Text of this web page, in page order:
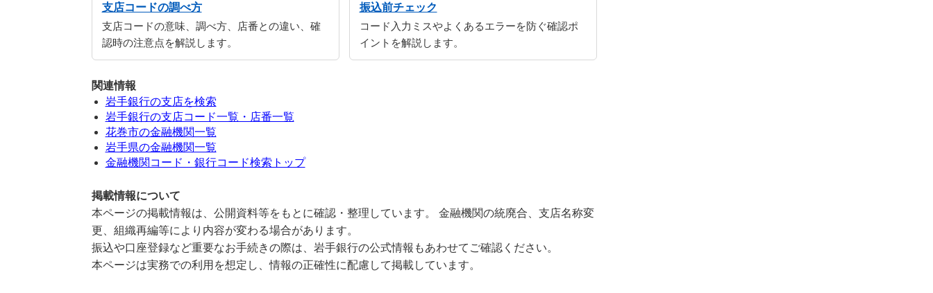
支店コードの調べ方
支店コードの意味、調べ方、店番との違い、確
認時の注意点を解説します。
振込前チェック
コード入力ミスやよくあるエラーを防ぐ確認ポ
イントを解説します。
関連情報
岩手銀行の支店を検索
岩手銀行の支店コード一覧・店番一覧
花巻市の金融機関一覧
岩手県の金融機関一覧
金融機関コード・銀行コード検索トップ
掲載情報について
本ページの掲載情報は、公開資料等をもとに確認・整理しています。 金融機関の統廃合、支店名称変
更、組織再編等により内容が変わる場合があります。
振込や口座登録など重要なお手続きの際は、岩手銀行の公式情報もあわせてご確認ください。
本ページは実務での利用を想定し、情報の正確性に配慮して掲載しています。